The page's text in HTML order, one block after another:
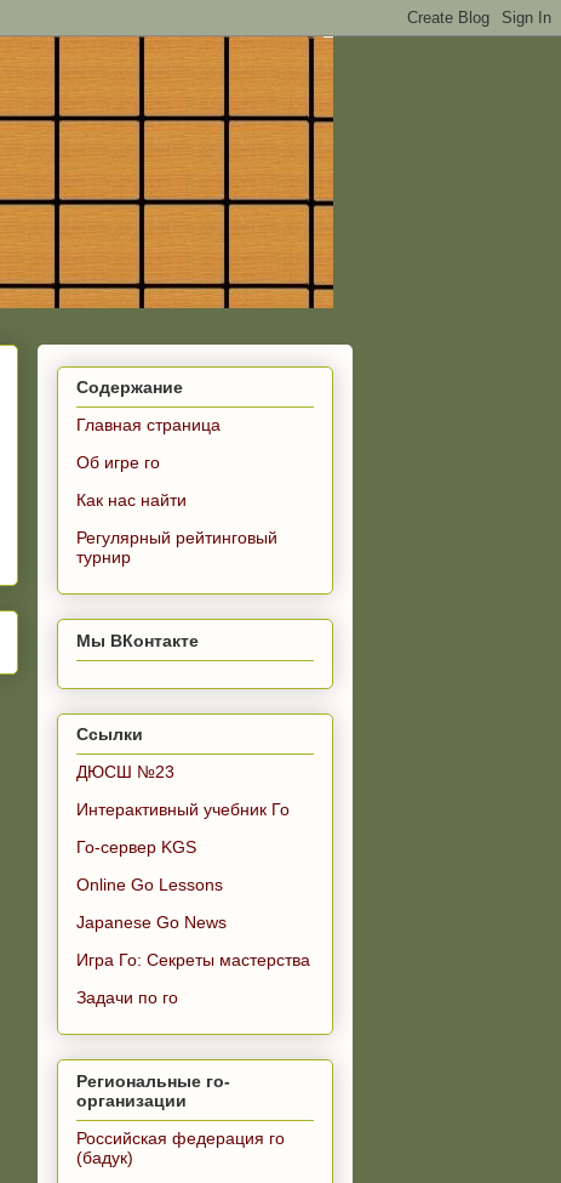
Содержание
Главная страница
Об игре го
Как нас найти
Регулярный рейтинговый
турнир
Мы ВКонтакте
Ссылки
ДЮСШ №23
Интерактивный учебник Го
Го-сервер KGS
Online Go Lessons
Japanese Go News
Игра Го: Секреты мастерства
Задачи по го
Региональные го-
организации
Российская федерация го
(бадук)